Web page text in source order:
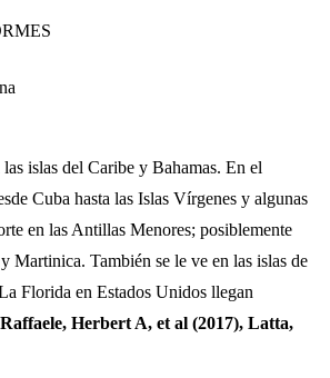
las islas del Caribe y Bahamas. En el
Cuba hasta las Islas Vírgenes y algunas
en las Antillas Menores; posiblemente
Martinica. También se le ve en las islas de
Florida en Estados Unidos llegan
Raffaele, Herbert A, et al (2017), Latta,